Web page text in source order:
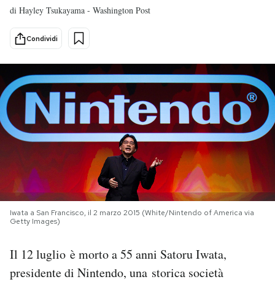
Cultura
Economia
Sport
PODCAST
NEWSLETTER
I MIEI PREFERITI
SHOP
CALENDARIO
di Hayley Tsukayama - Washington Post
Condividi
Iwata a San Francisco, il 2 marzo 2015 (White/Nintendo of America via
Getty Images)
Il 12 luglio è morto a 55 anni Satoru Iwata,
presidente di Nintendo, una storica società